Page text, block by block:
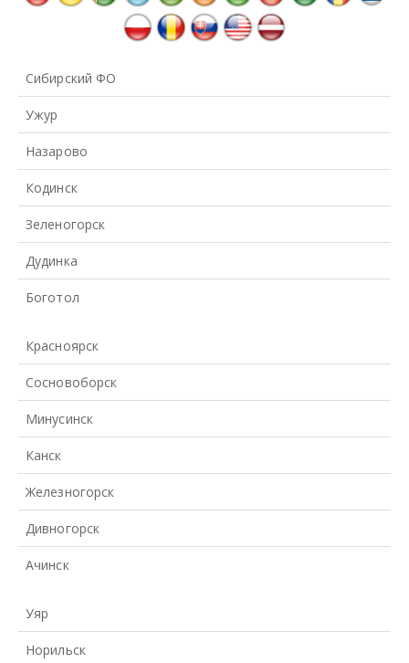
Сибирский ФО
Ужур
Назарово
Кодинск
Зеленогорск
Дудинка
Боготол
Красноярск
Сосновоборск
Минусинск
Канск
Железногорск
Дивногорск
Ачинск
Уяр
Норильск